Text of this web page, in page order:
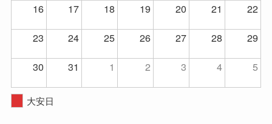
16
17 18 19 20 21
22
23
24 25 26 27 28
29
30
31 1 2 3 4 5
大安日